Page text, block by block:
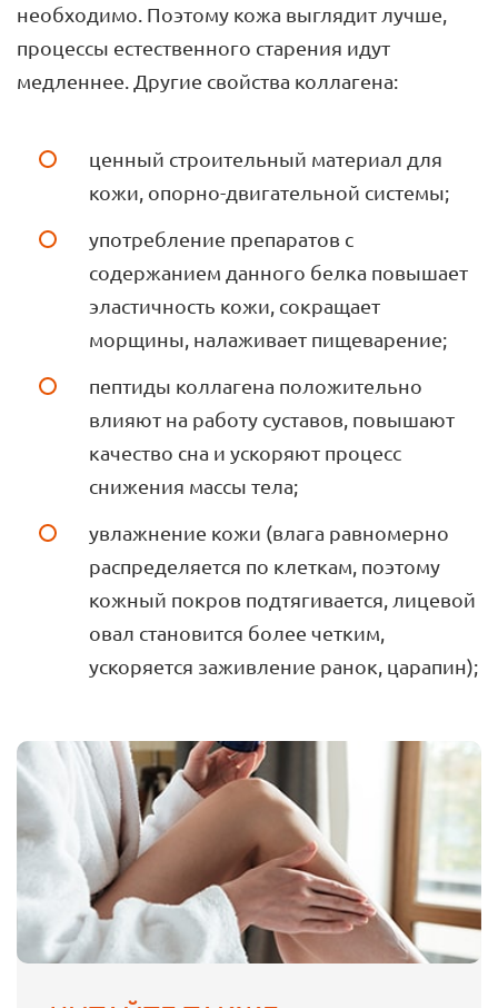
необходимо. Поэтому кожа выглядит лучше,
процессы естественного старения идут
медленнее. Другие свойства коллагена:
ценный строительный материал для
кожи, опорно-двигательной системы;
употребление препаратов с
содержанием данного белка повышает
эластичность кожи, сокращает
морщины, налаживает пищеварение;
пептиды коллагена положительно
влияют на работу суставов, повышают
качество сна и ускоряют процесс
снижения массы тела;
увлажнение кожи (влага равномерно
распределяется по клеткам, поэтому
кожный покров подтягивается, лицевой
овал становится более четким,
ускоряется заживление ранок, царапин);